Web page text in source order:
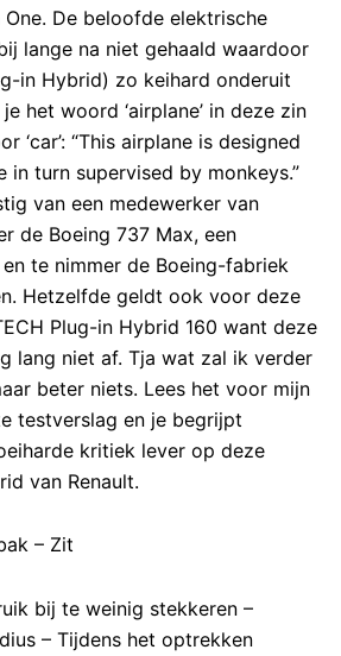
De beloofde elektrische
lange na niet gehaald waardoor
in Hybrid) zo keihard onderuit
het woord ‘airplane’ in deze zin
‘car’: “This airplane is designed
in turn supervised by monkeys.”
van een medewerker van
de Boeing 737 Max, een
te nimmer de Boeing-fabriek
Hetzelfde geldt ook voor deze
Plug-in Hybrid 160 want deze
lang niet af. Tja wat zal ik verder
beter niets. Lees het voor mijn
testverslag en je begrijpt
kritiek lever op deze
van Renault.
– Zit
bij te weinig stekkeren –
– Tijdens het optrekken